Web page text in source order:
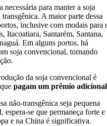
para manter a soja
A maior parte dessa
inclusive com modais para
Itacoatiara, Santarém, Santana,
Em alguns portos, há
soja convencional, tornando
da soja convencional é
pagam um prêmio adicional
não-transgênica seja pequena
se que permaneça forte e
e na China é significativa.